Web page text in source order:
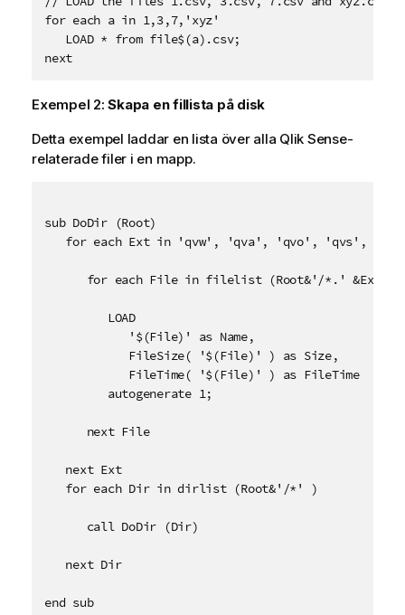
n
n
g
a
n
i
for each a in 1,3,7,'xyz'
   LOAD * from file$(a).csv;
next
Exempel 2:Skapa en fillista på disk
Detta exempel laddar en lista över alla Qlik Sense-
relaterade filer i en mapp.
sub DoDir (Root)
for each Ext in 'qvw', 'qva', 'qvo', 'qvs',
      for each File in filelist (Root&'/*.' &Ext)
         LOAD
            '$(File)' as Name,
            FileSize( '$(File)' ) as Size,
            FileTime( '$(File)' ) as FileTime
         autogenerate 1;
      next File
   next Ext
   for each Dir in dirlist (Root&'/*' )
      call DoDir (Dir)
   next Dir
end sub